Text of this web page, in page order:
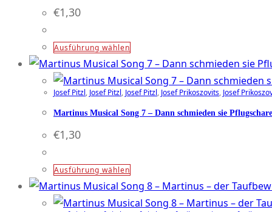
Optionen
können
auf
der
Produktseite
€1,30
Ausführung wählenDieses
Produkt
weist
mehrere
Varianten
Optionen
können
auf
Josef Pitzl, Josef Pitzl, Josef Pitzl, Josef Prikoszovits, Josef
Martinus Musical Song 7 – Dann schmieden sie
€1,30
Ausführung wählenDieses
Produkt
weist